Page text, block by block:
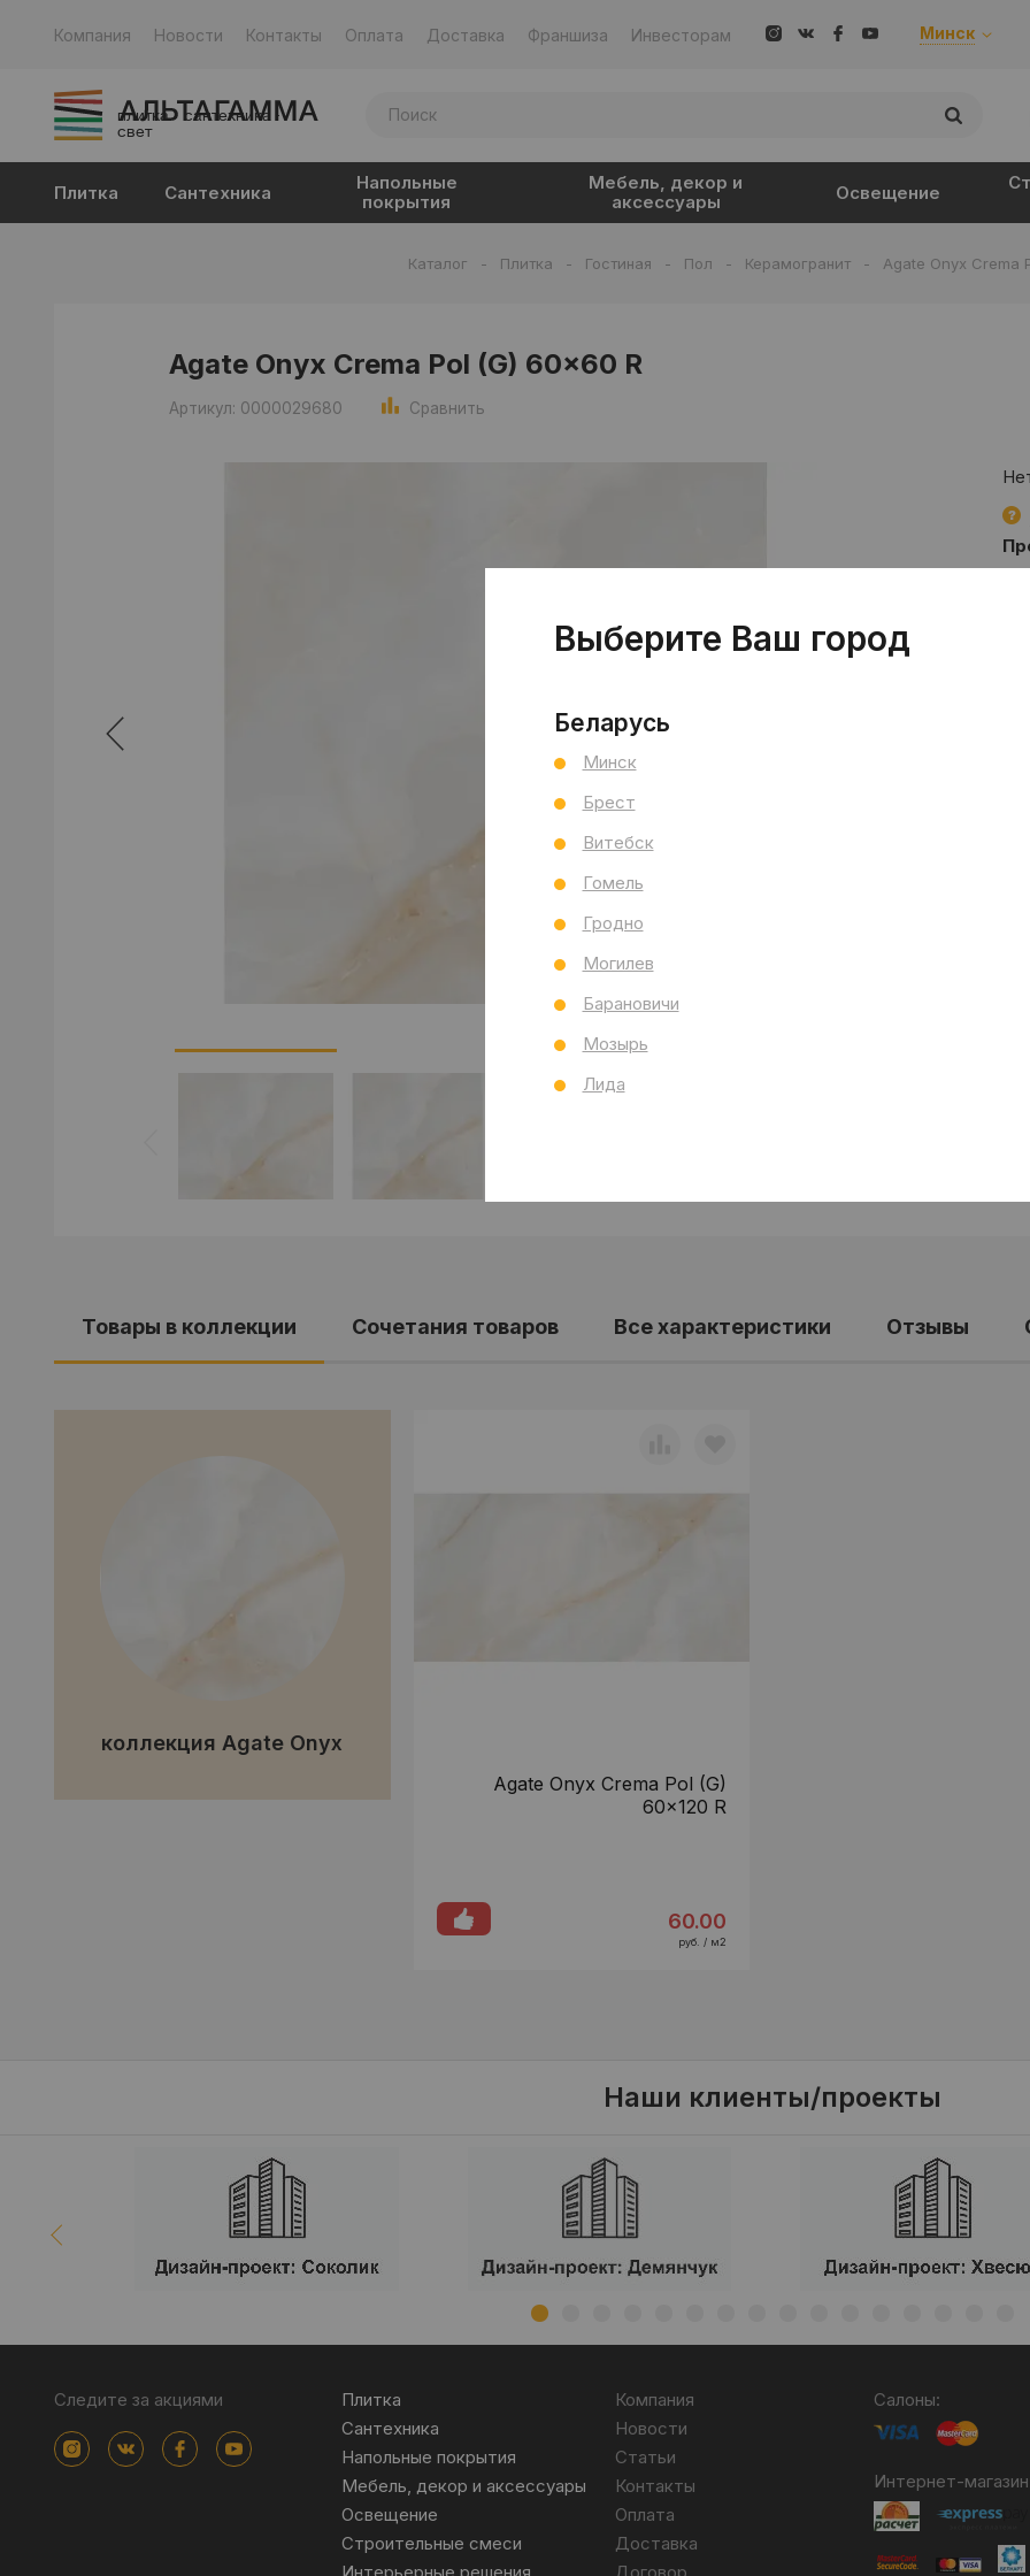
Компания Новости Контакты Оплата Доставка Франшиза Инвесторам Минск
плитка · сантехника ·
свет
Плитка Сантехника
Напольные
покрытия
Мебель, декор и
аксессуары
Освещение
Каталог - Плитка - Гостиная - Пол - Керамогранит - Agate Onyx Crema
Agate Onyx Crema Pol (G) 60x60 R
Артикул: 0000029680 Сравнить
Товары в коллекции
коллекция Agate Onyx
Agate Onyx Crema Pol (G)
60x120 R
60.00
руб. / м2
Cочетания товаров Все характеристики Отзывы
Наши клиенты/проекты
Следите за акциями
Плитка
Сантехника
Напольные покрытия
Мебель, декор и аксессуары
Освещение
Строительные смеси
Компания
Новости
Статьи
Контакты
Оплата
Доставка
Салоны:
Интернет-
Выберите Ваш город
Беларусь
Минск
Брест
Витебск
Гомель
Гродно
Могилев
Барановичи
Мозырь
Лида